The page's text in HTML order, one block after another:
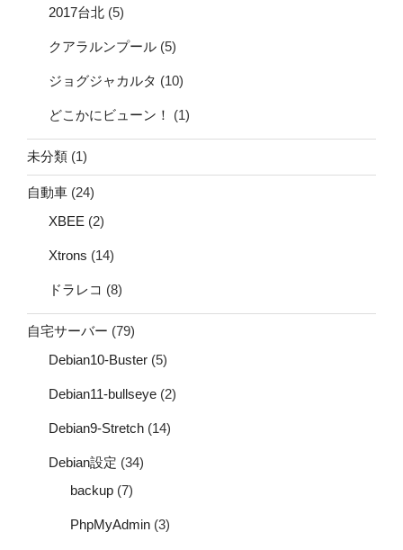
2017台北 (5)
クアラルンプール (5)
ジョグジャカルタ (10)
どこかにビューン！ (1)
未分類 (1)
自動車 (24)
XBEE (2)
Xtrons (14)
ドラレコ (8)
自宅サーバー (79)
Debian10-Buster (5)
Debian11-bullseye (2)
Debian9-Stretch (14)
Debian設定 (34)
backup (7)
PhpMyAdmin (3)